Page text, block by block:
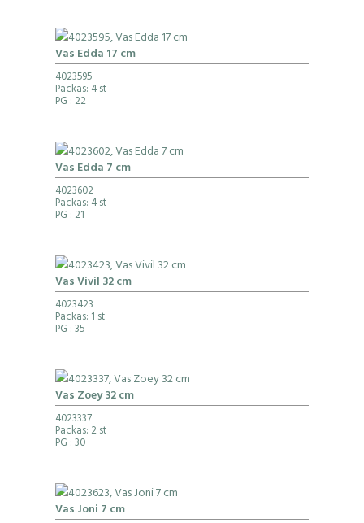
Vas Edda 17 cm
4023595
Packas: 4 st
PG : 22
Vas Edda 7 cm
4023602
Packas: 4 st
PG : 21
Vas Vivil 32 cm
4023423
Packas: 1 st
PG : 35
Vas Zoey 32 cm
4023337
Packas: 2 st
PG : 30
Vas Joni 7 cm